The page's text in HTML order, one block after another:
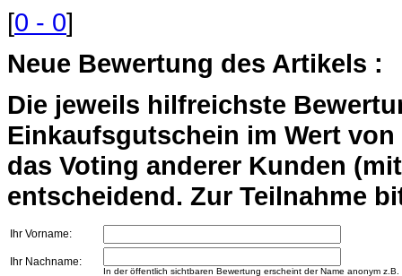
[0 - 0]
Neue Bewertung des Artikels :
Die jeweils hilfreichste
Einkaufsgutschein im Wert
das Voting anderer Kunden
entscheidend. Zur Teilnahme
Ihr Vorname:
Ihr Nachname:
In der öffentlich sichtbaren Bewertung erscheint der Name anonym